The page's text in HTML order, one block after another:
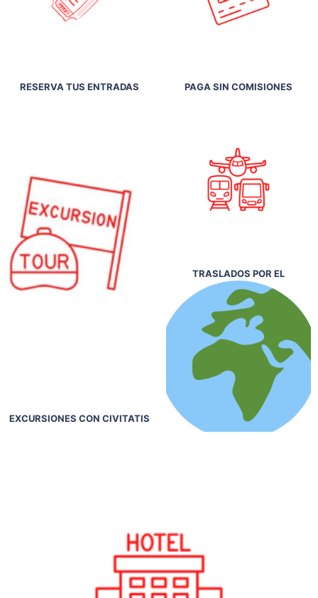
RESERVA TUS ENTRADAS PAGA SIN COMISIONES
EXCURSIONES CON CIVITATIS
TRASLADOS POR EL